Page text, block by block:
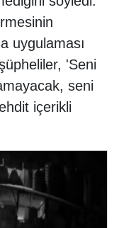
uygulaması
'Seni
seni
içerikli